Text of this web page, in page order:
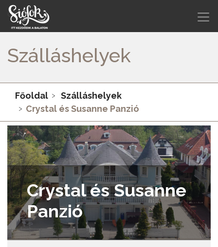
Szálláshelyek
Főoldal
Szálláshelyek
Crystal és Susanne Panzió
Crystal és Susanne
Panzió